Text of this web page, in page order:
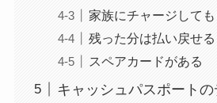
家族にチャージして
残った分は払い戻せる
スペアカードがある
キャッシュパスポートの